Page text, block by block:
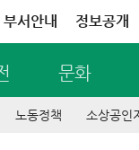
부서안내 정보공개
문화
노동정책 소상공인